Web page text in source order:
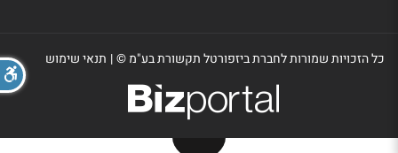
כל הזכויות שמורות לחברת ביזפורטל תקשורת בע"מ ©| תנאי שימוש